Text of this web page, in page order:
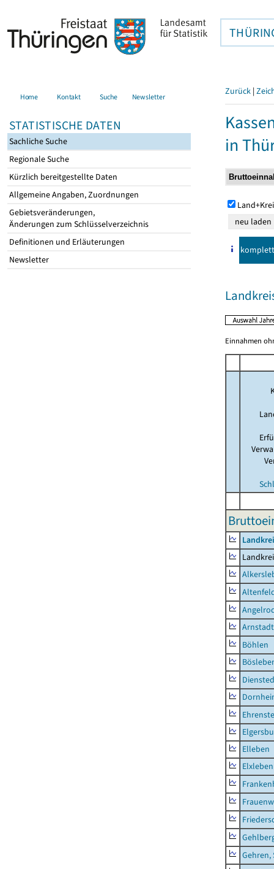
Home Kontakt Suche Newsletter
STATISTISCHE DATEN
Sachliche Suche
Regionale Suche
Kürzlich bereitgestellte Daten
Allgemeine Angaben, Zuordnungen
Gebietsveränderungen,
Änderungen zum Schlüsselverzeichnis
Definitionen und Erläuterungen
Newsletter
Zurück |
in
komplett
Einnahmen
Böhlen
Elleben
Elxleben
Gehren,